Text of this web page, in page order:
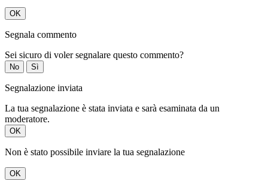
OK
Segnala commento
Sei sicuro di voler segnalare questo commento?
No Sì
Segnalazione inviata
La tua segnalazione è stata inviata e sarà esaminata da un
moderatore.
OK
Non è stato possibile inviare la tua segnalazione
OK